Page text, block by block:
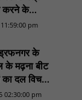
इमरान
करने के
व्यापक
pm
के
के मढ़ना बीट
का दल विचरण
वन
02:30:00 pm